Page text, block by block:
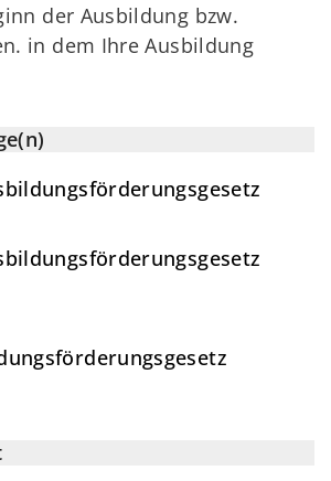
der Ausbildung bzw.
in dem Ihre Ausbildung